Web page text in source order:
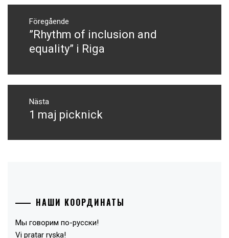
Inläggsnavigering
Föregående
Föregående
inlägg:
”Rhythm of inclusion and
equality” i Riga
Nästa
Nästa
1 maj picknick
НАШИ КООРДИНАТЫ
Мы говорим по-русски!
Vi pratar ryska!